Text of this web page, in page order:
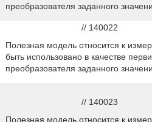
преобразователя заданного
// 140022
Полезная модель относится к
быть использовано в качестве
преобразователя заданного
// 140023
Полезная модель относится к